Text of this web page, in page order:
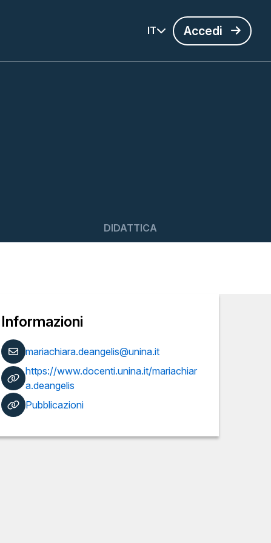
IT Accedi
DIDATTICA
Informazioni
mariachiara.deangelis@unina.it
https://www.docenti.unina.it/mariachiar
a.deangelis
Pubblicazioni